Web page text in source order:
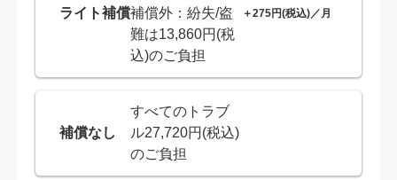
ライト補償補償外：紛失/盗
難は13,860円(税
込)のご負担
＋275円(税込)／月
補償なし
すべてのトラブ
ル27,720円(税込)
のご負担